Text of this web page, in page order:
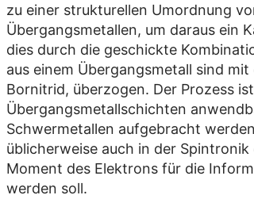
zu einer strukturellen Umordnung
Übergangsmetallen, um daraus ein
dies durch die geschickte
aus einem Übergangsmetall sind
Bornitrid, überzogen. Der Prozess
Übergangsmetallschichten
Schwermetallen aufgebracht
üblicherweise auch in der
Moment des Elektrons für die
werden soll.